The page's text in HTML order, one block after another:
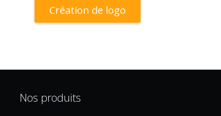
Création de logo
Nos produits